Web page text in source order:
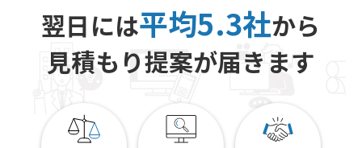
翌日には平均5.3社から
見積もり提案が届きます